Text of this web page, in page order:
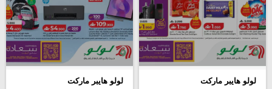
لولو هايبر ماركت لولو هايبر ماركت